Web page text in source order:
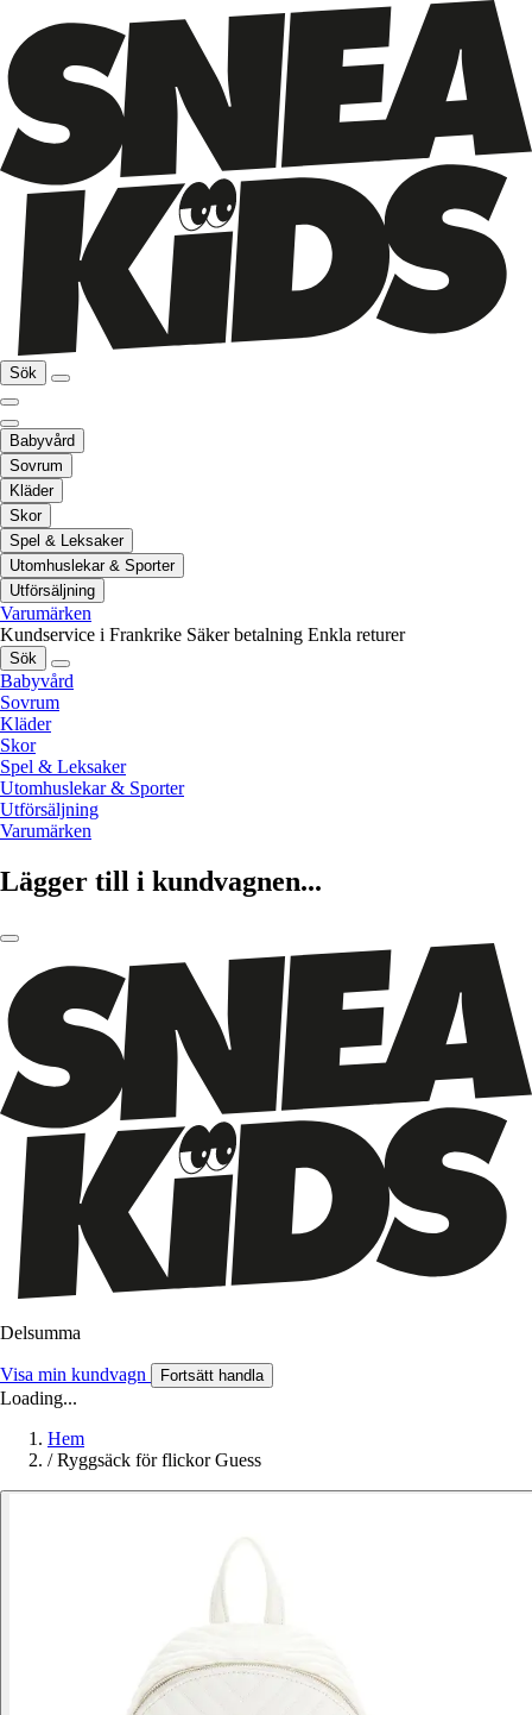
Sök
Babyvård
Sovrum
Kläder
Skor
Spel & Leksaker
Utomhuslekar & Sporter
Utförsäljning
Varumärken
Kundservice i Frankrike Säker betalning Enkla returer
Sök
Babyvård
Sovrum
Kläder
Skor
Spel & Leksaker
Utomhuslekar & Sporter
Utförsäljning
Varumärken
Lägger till i kundvagnen...
Delsumma
Visa min kundvagn Fortsätt handla
Loading...
Hem
/ Ryggsäck för flickor Guess